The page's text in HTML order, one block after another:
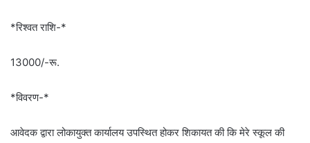
*रिश्वत राशि-*
13000/-रू.
*विवरण-*
आवेदक द्वारा लोकायुक्त कार्यालय उपस्थित होकर शिकायत की कि मेरे स्कूल की